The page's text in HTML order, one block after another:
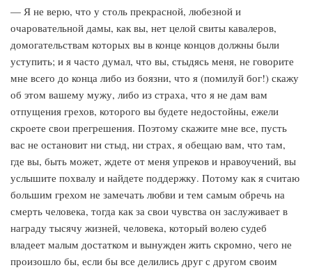
— Я не верю, что у столь прекрасной, любезной и
очаровательной дамы, как вы, нет целой свиты кавалеров,
домогательствам которых вы в конце концов должны были
уступить; и я часто думал, что вы, стыдясь меня, не говорите
мне всего до конца либо из боязни, что я (помилуй бог!) скажу
об этом вашему мужу, либо из страха, что я не дам вам
отпущения грехов, которого вы будете недостойны, ежели
скроете свои прегрешения. Поэтому скажите мне все, пусть
вас не остановит ни стыд, ни страх, я обещаю вам, что там,
где вы, быть может, ждете от меня упреков и нравоучений, вы
услышите похвалу и найдете поддержку. Потому как я считаю
большим грехом не замечать любви и тем самым обречь на
смерть человека, тогда как за свои чувства он заслуживает в
награду тысячу жизней, человека, который волею судеб
владеет малым достатком и вынужден жить скромно, чего не
произошло бы, если бы все делились друг с другом своим